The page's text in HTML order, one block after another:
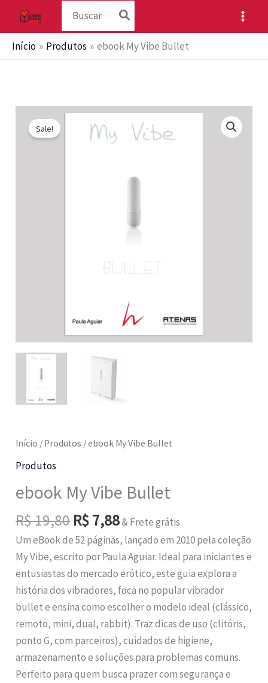
Início Produtos ebook My Vibe Bullet
Sale!
Início / Produtos / ebook My Vibe Bullet
Produtos
ebook My Vibe Bullet
R$19,80 O
preço
original
era:
R$ 19,80.
R$7,88O
preço
atual
é:
R$ 7,88.
& Frete grátis
Um eBook de 52 páginas, lançado em 2010 pela coleção
My Vibe, escrito por Paula Aguiar. Ideal para iniciantes e
entusiastas do mercado erótico, este guia explora a
história dos vibradores, foca no popular vibrador
bullet e ensina como escolher o modelo ideal (clássico,
remoto, mini, dual, rabbit). Traz dicas de uso (clitóris,
ponto G, com parceiros), cuidados de higiene,
armazenamento e soluções para problemas comuns.
Perfeito para quem busca prazer com segurança e